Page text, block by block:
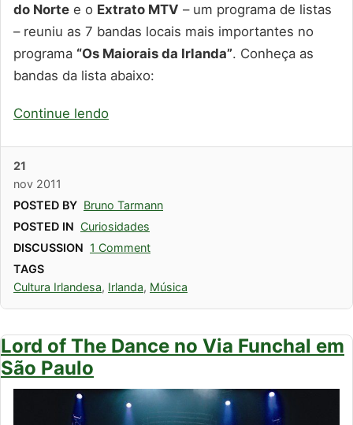
do Norte e o Extrato MTV – um programa de listas
– reuniu as 7 bandas locais mais importantes no
programa “Os Maiorais da Irlanda”. Conheça as
bandas da lista abaixo:
Continue lendo
21
nov 2011
POSTED BY Bruno Tarmann
POSTED IN Curiosidades
DISCUSSION 1 Comment
TAGS
Cultura Irlandesa, Irlanda, Música
Lord of The Dance no Via Funchal em
São Paulo